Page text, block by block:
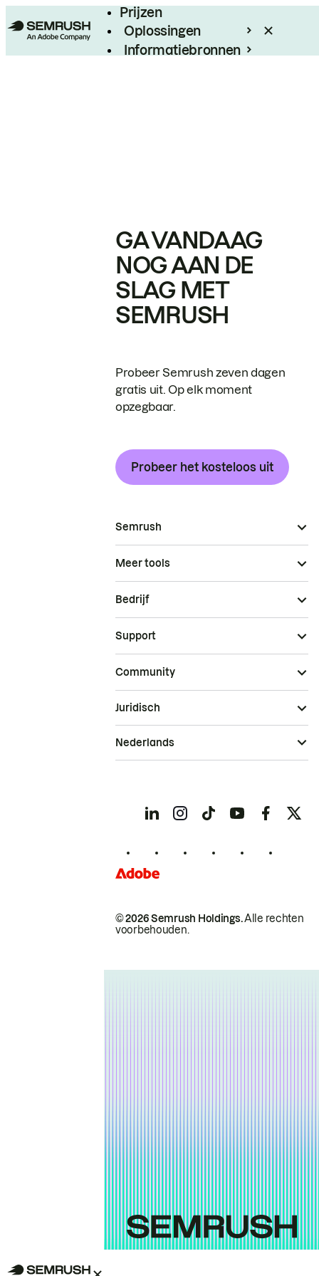
Prijzen
Oplossingen
Informatiebronnen
GA VANDAAG
NOG AAN DE
SLAG MET
SEMRUSH
Probeer Semrush zeven dagen
gratis uit. Op elk moment
opzegbaar.
Probeer het kosteloos uit
Semrush
Meer tools
Bedrijf
Support
Community
© 2026 Semrush Holdings.Alle rechten
voorbehouden.
Juridisch
Nederlands